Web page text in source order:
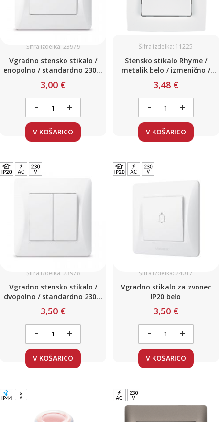
Šifra izdelka: 23979
Vgradno stensko stikalo /
enopolno / standardno 230V,
bela barva
3,00 €
- +
V KOŠARICO
Šifra izdelka: 11225
Stensko stikalo Rhyme /
metalik belo / izmenično /
220V / 10A
3,48 €
- +
V KOŠARICO
Šifra izdelka: 23978
Vgradno stensko stikalo /
dvopolno / standardno 230V,
bela barva
3,50 €
- +
V KOŠARICO
Šifra izdelka: 24017
Vgradno stikalo za zvonec
IP20 belo
3,50 €
- +
V KOŠARICO
6
A